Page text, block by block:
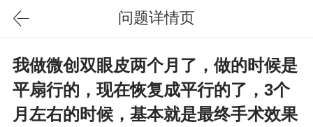
问题详情页
我做微创双眼皮两个月了，做的时候是
平扇行的，现在恢复成平行的了，3个
月左右的时候，基本就是最终手术效果